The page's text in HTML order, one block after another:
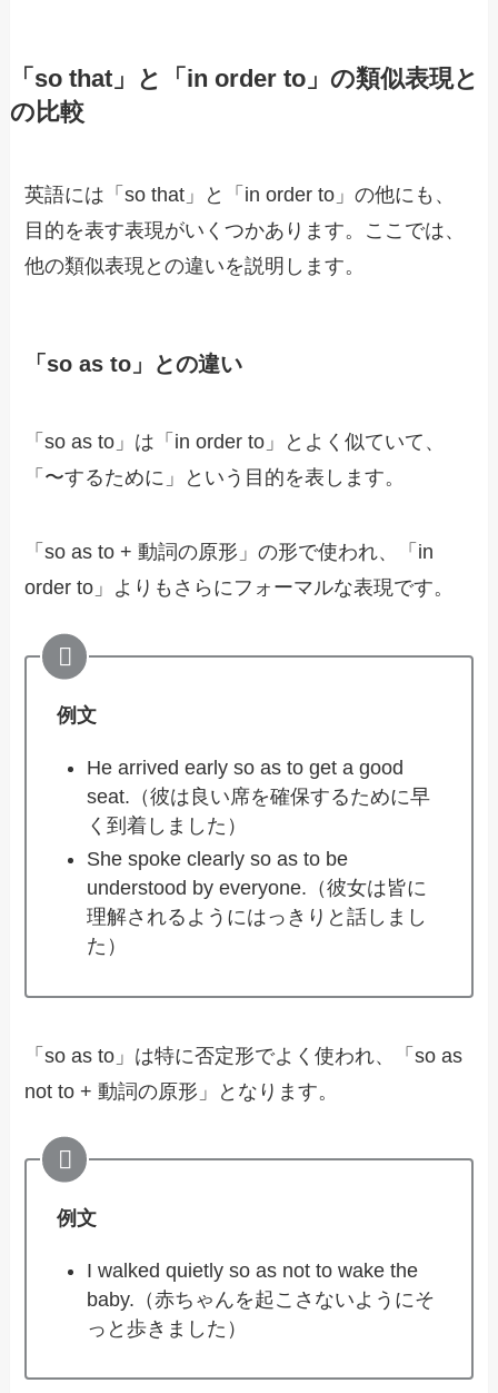
「so that」と「in order to」の類似表現と
の比較
英語には「so that」と「in order to」の他にも、
目的を表す表現がいくつかあります。ここでは、
他の類似表現との違いを説明します。
「so as to」との違い
「so as to」は「in order to」とよく似ていて、
「〜するために」という目的を表します。
「so as to + 動詞の原形」の形で使われ、「in
order to」よりもさらにフォーマルな表現です。
例文
He arrived early so as to get a good
seat.（彼は良い席を確保するために早
く到着しました）
She spoke clearly so as to be
understood by everyone.（彼女は皆に
理解されるようにはっきりと話しまし
た）
「so as to」は特に否定形でよく使われ、「so as
not to + 動詞の原形」となります。
例文
I walked quietly so as not to wake the
baby.（赤ちゃんを起こさないようにそ
っと歩きました）